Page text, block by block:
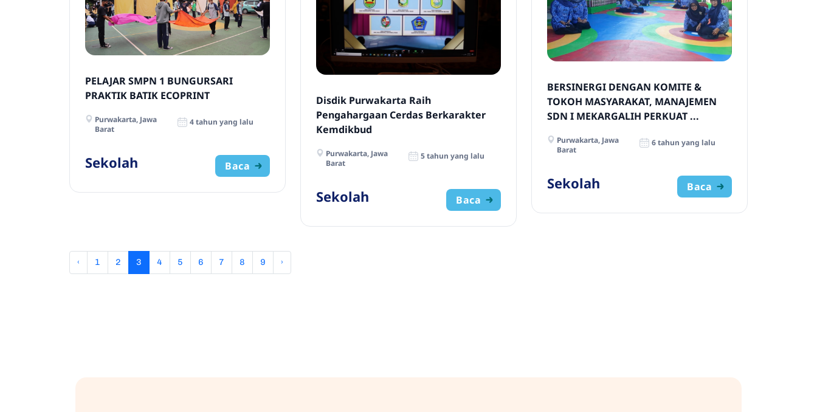
PELAJAR SMPN 1 BUNGURSARI
PRAKTIK BATIK ECOPRINT
Purwakarta, Jawa
Barat
4 tahun yang lalu
Sekolah Baca
Disdik Purwakarta Raih
Pengahargaan Cerdas Berkarakter
Kemdikbud
Purwakarta, Jawa
Barat
5 tahun yang lalu
Sekolah Baca
BERSINERGI DENGAN KOMITE &
TOKOH MASYARAKAT, MANAJEMEN
SDN I MEKARGALIH PERKUAT ...
Purwakarta, Jawa
Barat
6 tahun yang lalu
Sekolah Baca
‹ 1 2 3 4 5 6 7 8 9 ›